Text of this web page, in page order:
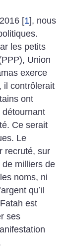
[1], nous
les petits
Union
exerce
il contrôlerait
ont
détournant
Ce serait
Le
recruté, sur
milliers de
noms, ni
qu’il
est
ses